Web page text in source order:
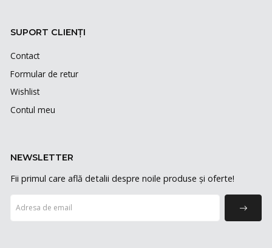
SUPORT CLIENȚI
Contact
Formular de retur
Wishlist
Contul meu
NEWSLETTER
Fii primul care află detalii despre noile produse și oferte!